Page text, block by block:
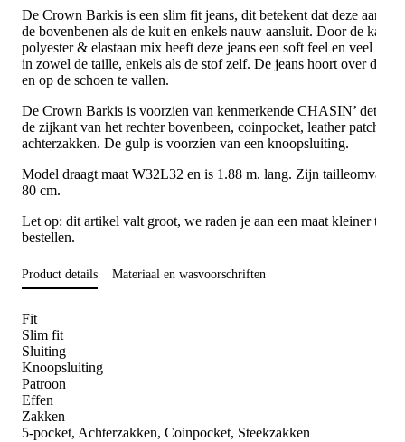
De Crown Barkis is een slim fit jeans, dit betekent dat deze aan
de bovenbenen als de kuit en enkels nauw aansluit. Door de
polyester & elastaan mix heeft deze jeans een soft feel en veel
in zowel de taille, enkels als de stof zelf. De jeans hoort over de
en op de schoen te vallen.
De Crown Barkis is voorzien van kenmerkende CHASIN’ details
de zijkant van het rechter bovenbeen, coinpocket, leather patch en
achterzakken. De gulp is voorzien van een knoopsluiting.
Model draagt maat W32L32 en is 1.88 m. lang. Zijn tailleomvang
80 cm.
Let op: dit artikel valt groot, we raden je aan een maat kleiner te
bestellen.
Product details Materiaal en wasvoorschriften
Fit
Slim fit
Sluiting
Knoopsluiting
Patroon
Effen
Zakken
5-pocket, Achterzakken, Coinpocket, Steekzakken